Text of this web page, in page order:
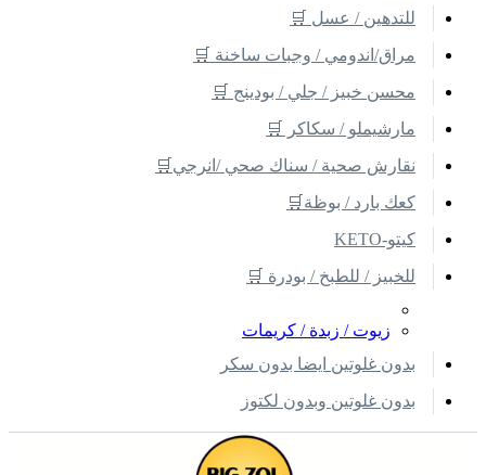
للتدهين / عسل 🛒
مراق/اندومي / وجبات ساخنة 🛒
محسن خبيز / جلي / بودينج 🛒
مارشيملو / سكاكر 🛒
نقارش صحية / سناك صحي /انرجي🛒
كعك بارد / بوظة🛒
كيتو-KETO
للخبيز / للطبخ / بودرة 🛒
زيوت / زبدة / كريمات
بدون غلوتين ايضا بدون سكر
بدون غلوتين وبدون لكتوز